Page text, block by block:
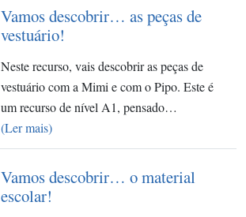
Vamos descobrir… as peças de
vestuário!
Neste recurso, vais descobrir as peças de
vestuário com a Mimi e com o Pipo. Este é
um recurso de nível A1, pensado…
(Ler mais)
Vamos descobrir… o material
escolar!